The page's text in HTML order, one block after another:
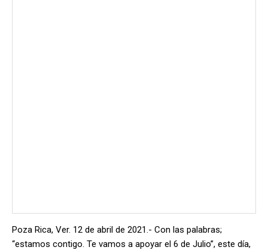
Poza Rica, Ver. 12 de abril de 2021.- Con las palabras;
“estamos contigo. Te vamos a apoyar el 6 de Julio”, este día,